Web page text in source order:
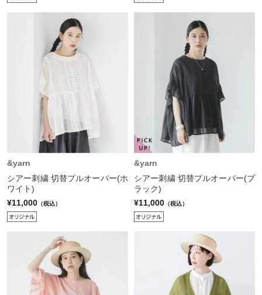
&yarn
シアー刺繍 切替プルオーバー(ホ
ワイト)
¥11,000 （税込）
&yarn
シアー刺繍 切替プルオーバー(ブ
ラック)
¥11,000 （税込）